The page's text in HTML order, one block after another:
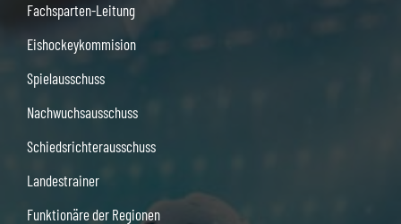
Fachsparten-Leitung
Eishockeykommision
Spielausschuss
Nachwuchsausschuss
Schiedsrichterausschuss
Landestrainer
Funktionäre der Regionen